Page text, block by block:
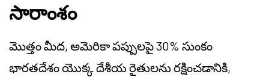
సారాంశం
మొత్తం మీద, అమెరికా పప్పులపై 30% సుంకం
భారతదేశం యొక్క దేశీయ రైతులను రక్షించడానికి,